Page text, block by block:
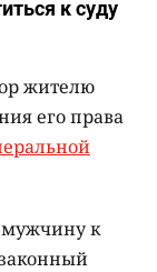
к суду
жителю
его права
мужчину к